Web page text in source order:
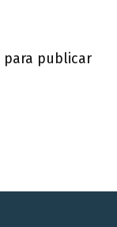
para publicar